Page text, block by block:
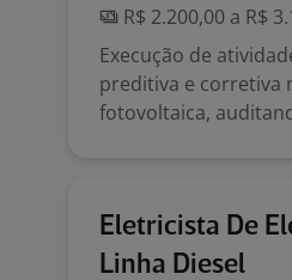
R$ 2.200,00 a R$
Execução de
preditiva e corretiva
fotovoltaica,
Eletricista De
Linha Diesel